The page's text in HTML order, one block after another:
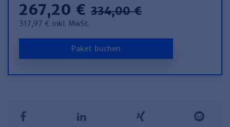
267,20 € 334,00 €
317,97 € inkl. MwSt.
Paket buchen